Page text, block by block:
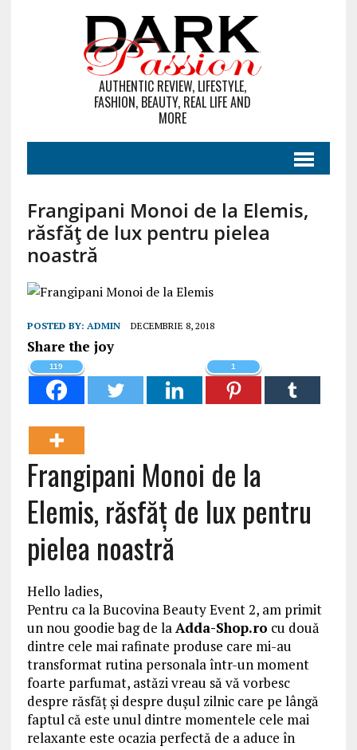
AUTHENTIC REVIEW, LIFESTYLE,
FASHION, BEAUTY, REAL LIFE AND
MORE
Frangipani Monoi de la Elemis,
răsfăț de lux pentru pielea
noastră
POSTED BY: ADMIN DECEMBRIE 8, 2018
Share the joy
119 1
Frangipani Monoi de la
Elemis, răsfăț de lux pentru
pielea noastră
Hello ladies,
Pentru ca la Bucovina Beauty Event 2, am primit
un nou goodie bag de laAdda-Shop.ro cu două
dintre cele mai rafinate produse care mi-au
transformat rutina personala într-un moment
foarte parfumat, astăzi vreau să vă vorbesc
despre răsfăț și despre dușul zilnic care pe lângă
faptul că este unul dintre momentele cele mai
relaxante este ocazia perfectă de a aduce în